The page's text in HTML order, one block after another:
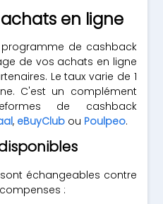
en ligne
programme de cashback
de vos achats en ligne
Le taux varie de 1
C'est un complément
de cashback
, eBuyClub ou Poulpeo.
échangeables contre
: